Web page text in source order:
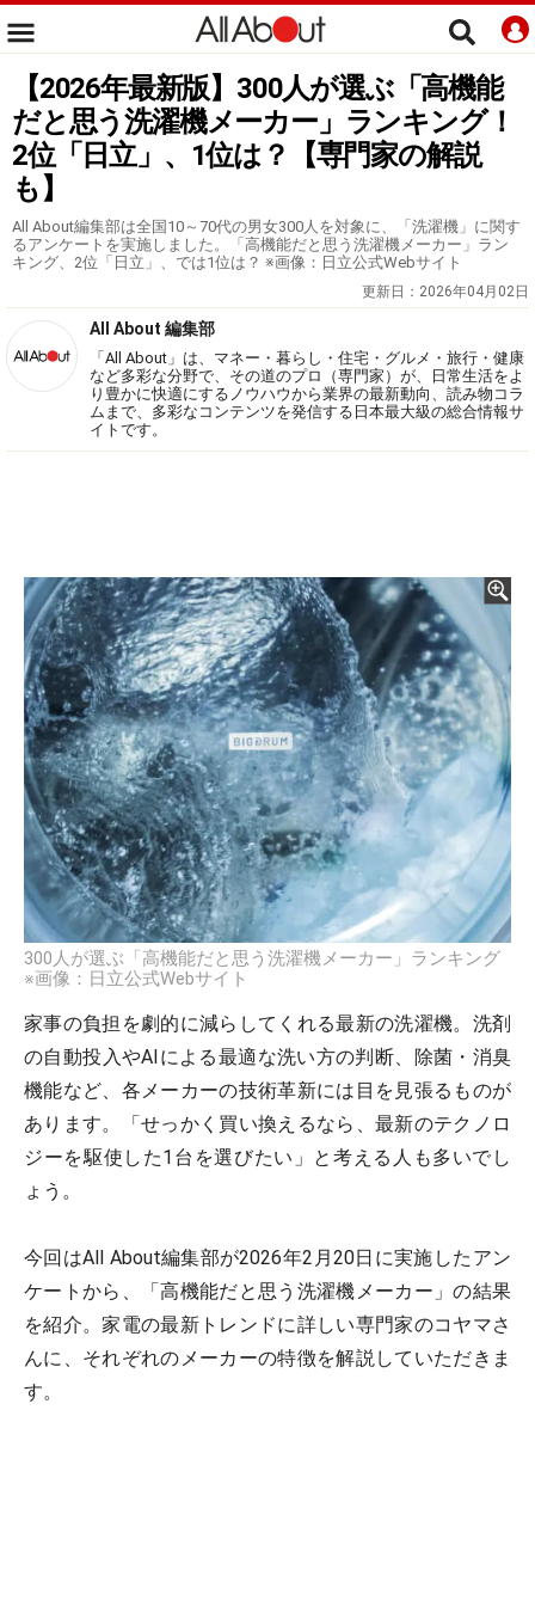
【2026年最新版】300人が選ぶ「高機能
だと思う洗濯機メーカー」ランキング！
2位「日立」、1位は？【専門家の解説
も】
All About編集部は全国10～70代の男女300人を対象に、「洗濯機」に関す
るアンケートを実施しました。「高機能だと思う洗濯機メーカー」ラン
キング、2位「日立」、では1位は？ ※画像：日立公式Webサイト
更新日： 2026年04月02日
All About 編集部
「All About」は、マネー・暮らし・住宅・グルメ・旅行・健康
など多彩な分野で、その道のプロ（専門家）が、日常生活をよ
り豊かに快適にするノウハウから業界の最新動向、読み物コラ
ムまで、多彩なコンテンツを発信する日本最大級の総合情報サ
イトです。
300人が選ぶ「高機能だと思う洗濯機メーカー」ランキング
※画像：日立公式Webサイト
家事の負担を劇的に減らしてくれる最新の洗濯機。洗剤
の自動投入やAIによる最適な洗い方の判断、除菌・消臭
機能など、各メーカーの技術革新には目を見張るものが
あります。「せっかく買い換えるなら、最新のテクノロ
ジーを駆使した1台を選びたい」と考える人も多いでし
ょう。
今回はAll About編集部が2026年2月20日に実施したアン
ケートから、「高機能だと思う洗濯機メーカー」の結果
を紹介。家電の最新トレンドに詳しい専門家のコヤマさ
んに、それぞれのメーカーの特徴を解説していただきま
す。